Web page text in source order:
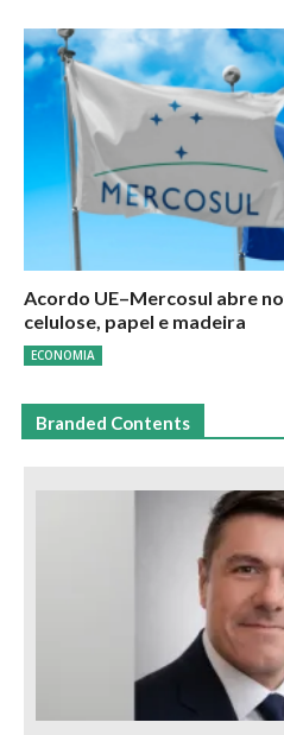
Acordo UE–Mercosul abre
celulose, papel e madeira
ECONOMIA
Branded Contents